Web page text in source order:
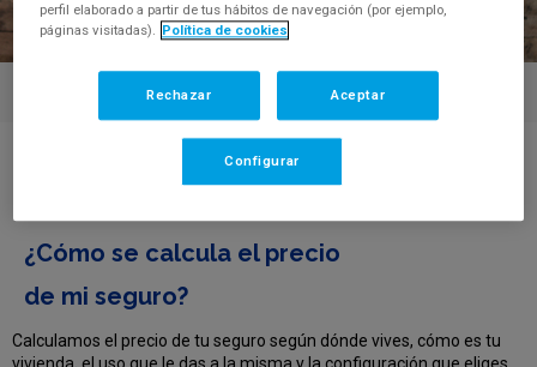
¿Cómo se calcula el precio de mi seguro?
¿Cómo se calcula el precio
de mi seguro?
Calculamos el precio de tu seguro según dónde vives, cómo es tu
perfil elaborado a partir de tus hábitos de navegación (por ejemplo,
páginas visitadas). Política de cookies
Rechazar Aceptar
Configurar